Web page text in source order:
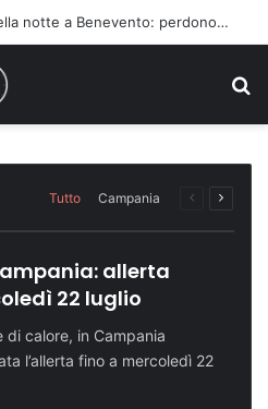
Richiesta di farmaci non accolta, scatta l’aggressione ai danni dei medici
Tutto Campania
Pagina
allerta
22 luglio
di calore, in Campania
l’allerta fino a mercoledì 22